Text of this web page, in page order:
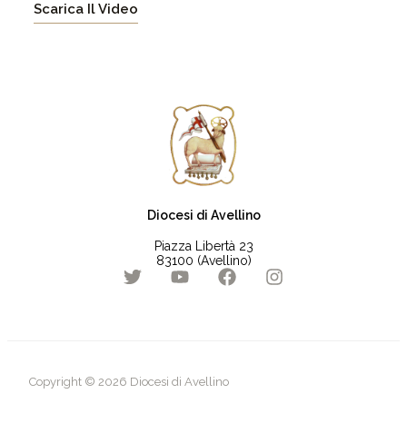
Scarica Il Video
Diocesi di Avellino
Piazza Libertà 23
83100 (Avellino)
Copyright © 2026 Diocesi di Avellino